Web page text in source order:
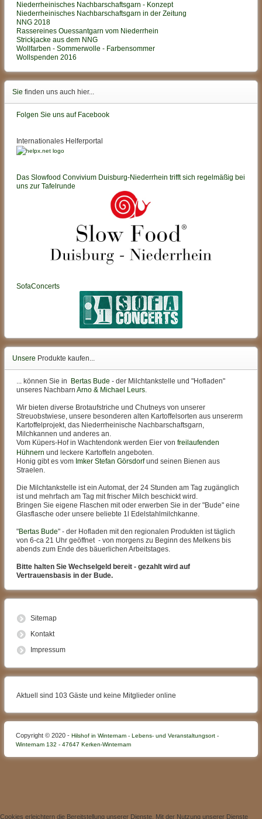
Niederrheinisches Nachbarschaftsgarn - Konzept
Niederrheinisches Nachbarschaftsgarn in der Zeitung
NNG 2018
Rassereines Ouessantgarn vom Niederrhein
Strickjacke aus dem NNG
Wollfarben - Sommerwolle - Farbensommer
Wollspenden 2016
Sie finden uns auch hier...
Folgen Sie uns auf Facebook
Internationales Helferportal
Das Slowfood Convivium Duisburg-Niederrhein trifft sich regelmäßig bei
uns zur Tafelrunde
SofaConcerts
Unsere Produkte kaufen...
... können Sie in Bertas Bude - der Milchtankstelle und "Hofladen"
unseres Nachbarn Arno & Michael Leurs.
Wir bieten diverse Brotaufstriche und Chutneys von unserer
Streuobstwiese, unsere besonderen alten Kartoffelsorten aus unsererm
Kartoffelprojekt, das Niederrheinische Nachbarschaftsgarn,
Milchkannen und anderes an.
Vom Küpers-Hof in Wachtendonk werden Eier von freilaufenden
Hühnern und leckere Kartoffeln angeboten.
Honig gibt es vom Imker Stefan Görsdorfund seinen Bienen aus
Straelen.
Die Milchtankstelle ist ein Automat, der 24 Stunden am Tag zugänglich
ist und mehrfach am Tag mit frischer Milch beschickt wird.
Bringen Sie eigene Flaschen mit oder erwerben Sie in der "Bude" eine
Glasflasche oder unsere beliebte 1l Edelstahlmilchkanne.
"Bertas Bude" - der Hofladen mit den regionalen Produkten ist täglich
von 6-ca 21 Uhr geöffnet - von morgens zu Beginn des Melkens bis
abends zum Ende des bäuerlichen Arbeitstages.
Bitte halten Sie Wechselgeld bereit - gezahlt wird auf
Vertrauensbasis in der Bude.
Sitemap
Kontakt
Impressum
Aktuell sind 103 Gäste und keine Mitglieder online
Copyright © 2020 - Hilshof in Winternam - Lebens- und Veranstaltungsort -
Winternam 132 - 47647 Kerken-Winternam
Cookies erleichtern die Bereitstellung unserer Dienste. Mit der Nutzung unserer Dienste